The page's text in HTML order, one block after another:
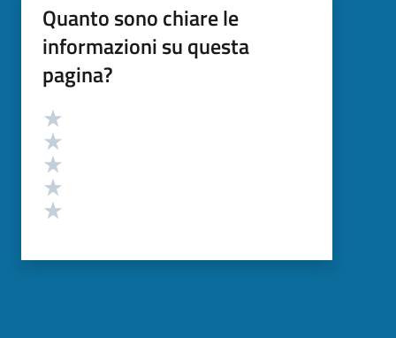
Quanto sono chiare le
informazioni su questa
pagina?
Valutazione